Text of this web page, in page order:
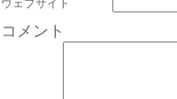
ウェブサイト
コメント